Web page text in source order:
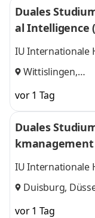
Duales
al Intelligence
IU Internationale
Wittislingen,
vor 1 Tag
Duales
kmanagement
IU Internationale
Duisburg,
vor 1 Tag